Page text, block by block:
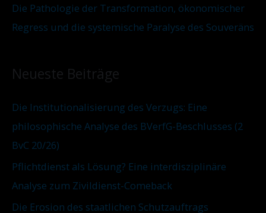
Die Pathologie der Transformation, ökonomischer
Regress und die systemische Paralyse des Souveräns
Neueste Beiträge
Die Institutionalisierung des Verzugs: Eine
philosophische Analyse des BVerfG-Beschlusses (2
BvC 20/26)
Pflichtdienst als Lösung? Eine interdisziplinäre
Analyse zum Zivildienst-Comeback
Die Erosion des staatlichen Schutzauftrags